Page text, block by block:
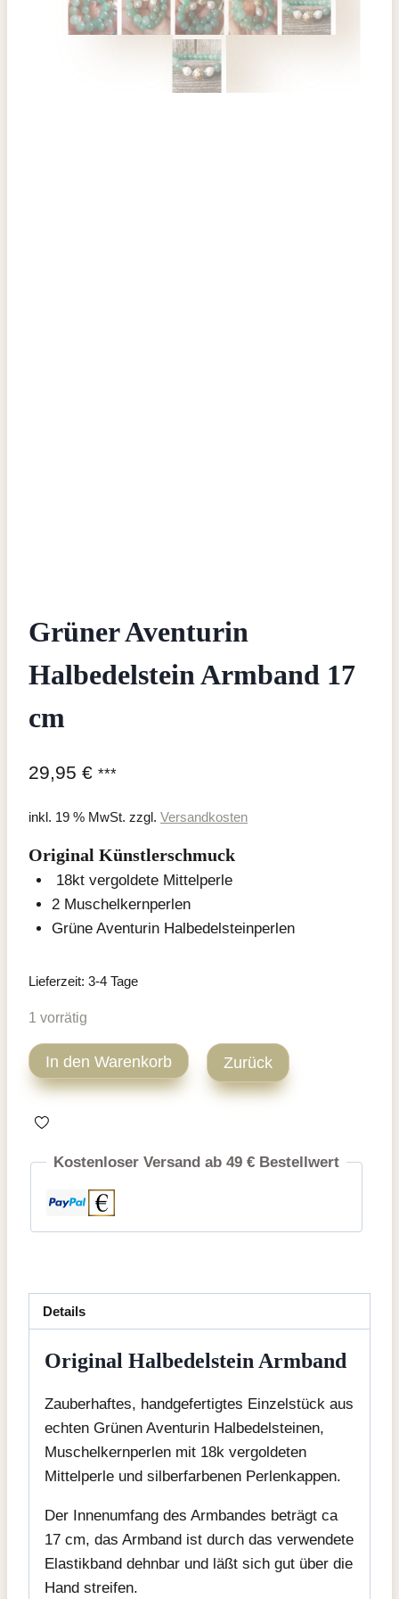
Grüner Aventurin
Halbedelstein Armband 17
cm
29,95 € ***
inkl. 19 % MwSt. zzgl. Versandkosten
Original Künstlerschmuck
18kt vergoldete Mittelperle
2 Muschelkernperlen
Grüne Aventurin Halbedelsteinperlen
Lieferzeit: 3-4 Tage
1 vorrätig
Grüner
Aventurin
Armband
Menge
In den Warenkorb Zurück
Kostenloser Versand ab 49 € Bestellwert
Details
Original Halbedelstein Armband
Zauberhaftes, handgefertigtes Einzelstück aus
echten Grünen Aventurin Halbedelsteinen,
Muschelkernperlen mit 18k vergoldeten
Mittelperle und silberfarbenen Perlenkappen.
Der Innenumfang des Armbandes beträgt ca
17 cm, das Armband ist durch das verwendete
Elastikband dehnbar und läßt sich gut über die
Hand streifen.